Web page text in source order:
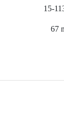
15-
67